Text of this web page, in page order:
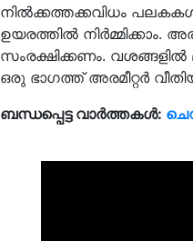
നില്‍ക്കത്തക്കവിധം
ഉയരത്തില്‍ നിര്‍മ്മിക്കാം.
സംരക്ഷിക്കണം.
ഒരു ഭാഗത്ത് അരമീറ്റര്‍
ബന്ധപ്പെട്ട വാർത്തകൾ: